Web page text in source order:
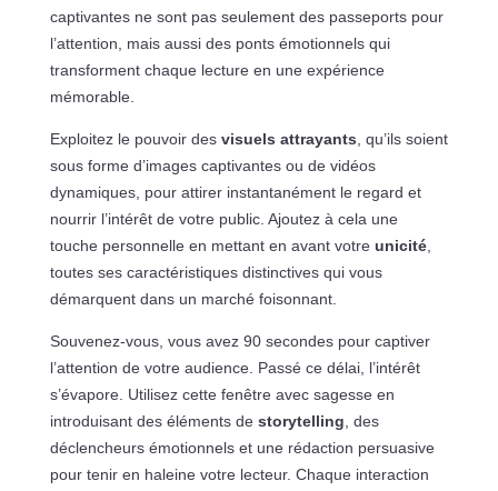
captivantes ne sont pas seulement des passeports pour
l’attention, mais aussi des ponts émotionnels qui
transforment chaque lecture en une expérience
mémorable.
Exploitez le pouvoir des visuels attrayants , qu’ils soient
sous forme d’images captivantes ou de vidéos
dynamiques, pour attirer instantanément le regard et
nourrir l’intérêt de votre public. Ajoutez à cela une
touche personnelle en mettant en avant votre unicité,
toutes ses caractéristiques distinctives qui vous
démarquent dans un marché foisonnant.
Souvenez-vous, vous avez 90 secondes pour captiver
l’attention de votre audience. Passé ce délai, l’intérêt
s’évapore. Utilisez cette fenêtre avec sagesse en
introduisant des éléments de storytelling , des
déclencheurs émotionnels et une rédaction persuasive
pour tenir en haleine votre lecteur. Chaque interaction